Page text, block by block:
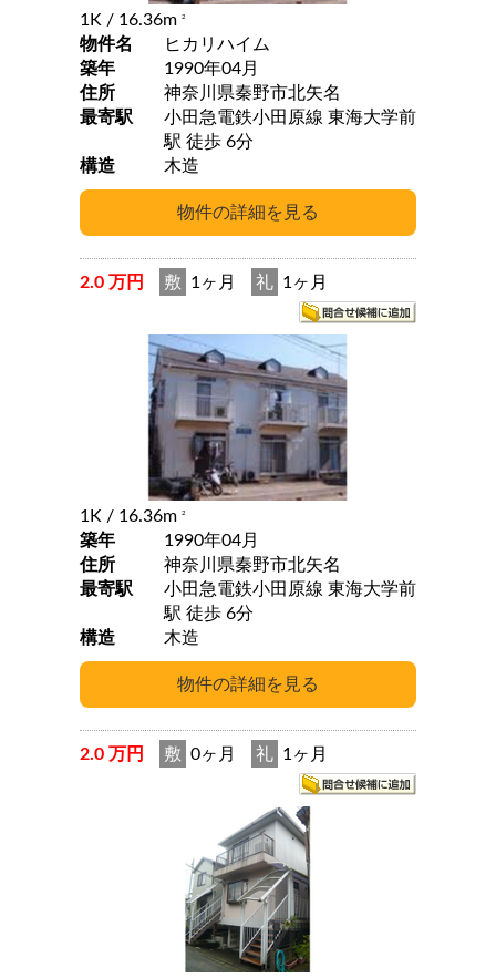
1K / 16.36m 2
物件名
ヒカリハイム
築年
1990年04月
住所
神奈川県秦野市北矢名
最寄駅
小田急電鉄小田原線 東海大学前
駅 徒歩 6分
構造
木造
2.0 万円 敷 1ヶ月 礼 1ヶ月
1K / 16.36m 2
築年
1990年04月
住所
神奈川県秦野市北矢名
最寄駅
小田急電鉄小田原線 東海大学前
駅 徒歩 6分
構造
木造
2.0 万円 敷 0ヶ月 礼 1ヶ月